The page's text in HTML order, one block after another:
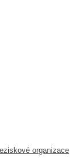
organizace